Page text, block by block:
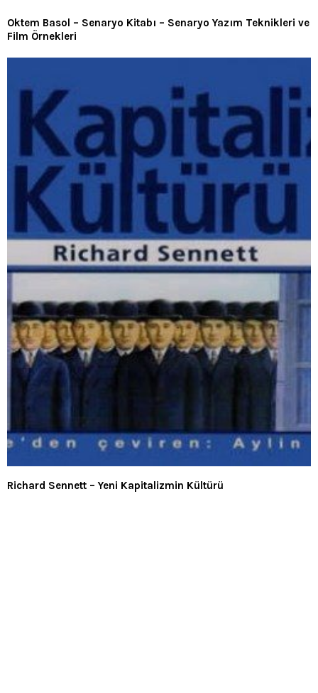
Oktem Basol – Senaryo Kitabı – Senaryo Yazım Teknikleri ve
Film Örnekleri
Richard Sennett – Yeni Kapitalizmin Kültürü